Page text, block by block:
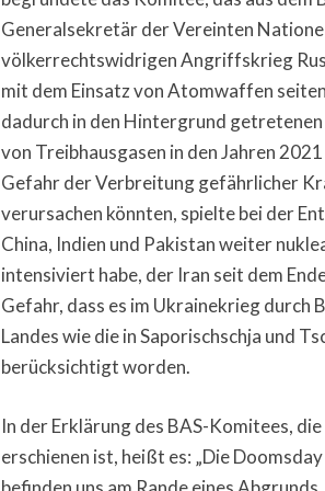
Generalsekretär der Vereinten
völkerrechtswidrigen Angriffskrieg
mit dem Einsatz von Atomwaffen
dadurch in den Hintergrund
von Treibhausgasen in den Jahren
Gefahr der Verbreitung gefährlicher
verursachen könnten, spielte bei der
China, Indien und Pakistan weiter
intensiviert habe, der Iran seit dem
Gefahr, dass es im Ukrainekrieg
Landes wie die in Saporischschja und
berücksichtigt worden.
In der Erklärung des BAS-Komitees,
erschienen ist, heißt es: „Die